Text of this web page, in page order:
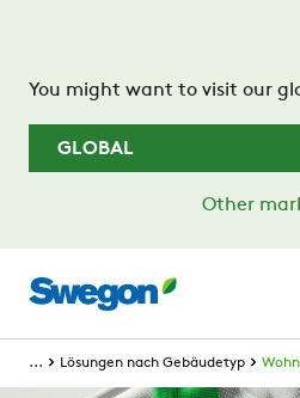
You might want to visit our
GLOBAL
Other
... Lösungen nach Gebäudetyp